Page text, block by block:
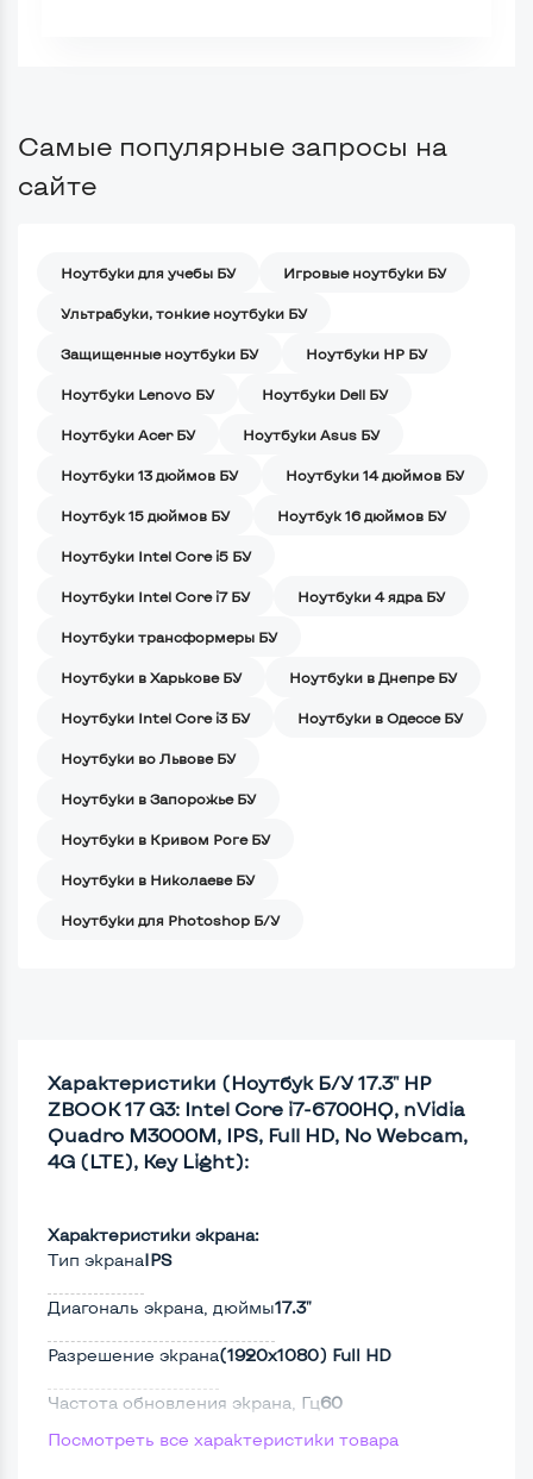
Самые популярные запросы на
сайте
Ноутбуки для учебы БУ Игровые ноутбуки БУ
Ультрабуки, тонкие ноутбуки БУ
Защищенные ноутбуки БУ Ноутбуки HP БУ
Ноутбуки Lenovo БУ Ноутбуки Dell БУ
Ноутбуки Acer БУ Ноутбуки Asus БУ
Ноутбуки 13 дюймов БУ Ноутбуки 14 дюймов БУ
Ноутбук 15 дюймов БУ Ноутбук 16 дюймов БУ
Ноутбуки Intel Core i5 БУ
Ноутбуки Intel Core i7 БУ Ноутбуки 4 ядра БУ
Ноутбуки трансформеры БУ
Ноутбуки в Харькове БУ Ноутбуки в Днепре БУ
Ноутбуки Intel Core i3 БУ Ноутбуки в Одессе БУ
Ноутбуки во Львове БУ
Ноутбуки в Запорожье БУ
Ноутбуки в Кривом Роге БУ
Ноутбуки в Николаеве БУ
Ноутбуки для Photoshop Б/У
Характеристики (Ноутбук Б/У 17.3" HP
ZBOOK 17 G3: Intel Core i7-6700HQ, nVidia
Quadro M3000M, IPS, Full HD, No Webcam,
4G (LTE), Key Light):
Характеристики экрана:
Тип экранаIPS
Диагональ экрана, дюймы17.3"
Разрешение экрана(1920х1080) Full HD
Частота обновления экрана, Гц60
Full HD Да
Посмотреть все характеристики товара